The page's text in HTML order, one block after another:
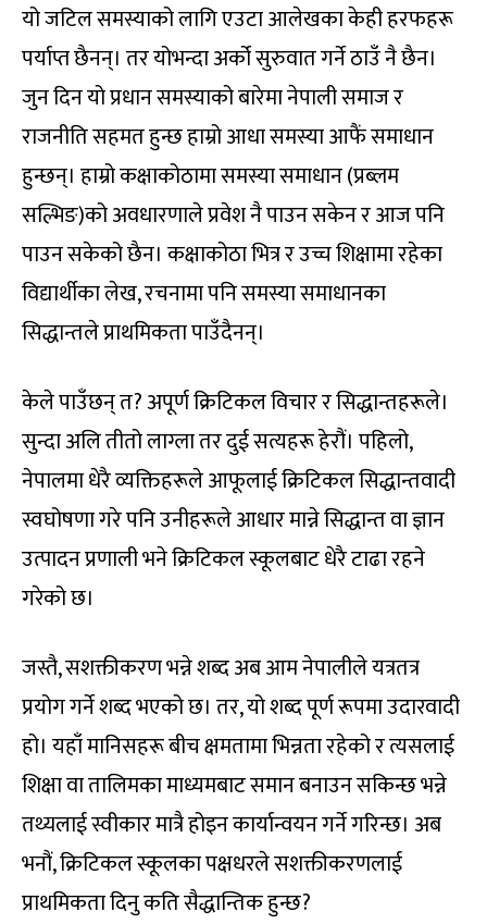
यो जटिल समस्याको लागि एउटा आलेखका केही हरफहरू
पर्याप्त छैनन्। तर योभन्दा अर्को सुरुवात गर्ने ठाउँ नै छैन।
जुन दिन यो प्रधान समस्याको बारेमा नेपाली समाज र
राजनीति सहमत हुन्छ हाम्रो आधा समस्या आफैं समाधान
हुन्छन्। हाम्रो कक्षाकोठामा समस्या समाधान (प्रब्लम
सल्भिङ)को अवधारणाले प्रवेश नै पाउन सकेन र आज पनि
पाउन सकेको छैन। कक्षाकोठा भित्र र उच्च शिक्षामा रहेका
विद्यार्थीका लेख, रचनामा पनि समस्या समाधानका
सिद्धान्तले प्राथमिकता पाउँदैनन्।
केले पाउँछन् त? अपूर्ण क्रिटिकल विचार र सिद्धान्तहरूले।
सुन्दा अलि तीतो लाग्ला तर दुई सत्यहरू हेरौं। पहिलो,
नेपालमा धेरै व्यक्तिहरूले आफूलाई क्रिटिकल सिद्धान्तवादी
स्वघोषणा गरे पनि उनीहरूले आधार मान्ने सिद्धान्त वा ज्ञान
उत्पादन प्रणाली भने क्रिटिकल स्कूलबाट धेरै टाढा रहने
गरेको छ।
जस्तै, सशक्तीकरण भन्ने शब्द अब आम नेपालीले यत्रतत्र
प्रयोग गर्ने शब्द भएको छ। तर, यो शब्द पूर्ण रूपमा उदारवादी
हो। यहाँ मानिसहरू बीच क्षमतामा भिन्नता रहेको र त्यसलाई
शिक्षा वा तालिमका माध्यमबाट समान बनाउन सकिन्छ भन्ने
तथ्यलाई स्वीकार मात्रै होइन कार्यान्वयन गर्ने गरिन्छ। अब
भनौं, क्रिटिकल स्कूलका पक्षधरले सशक्तीकरणलाई
प्राथमिकता दिनु कति सैद्धान्तिक हुन्छ?